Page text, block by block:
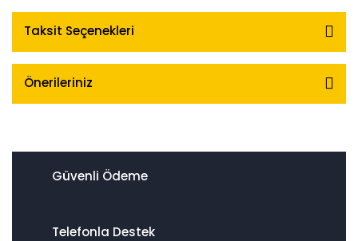
Taksit Seçenekleri
Önerileriniz
Güvenli Ödeme
Telefonla Destek